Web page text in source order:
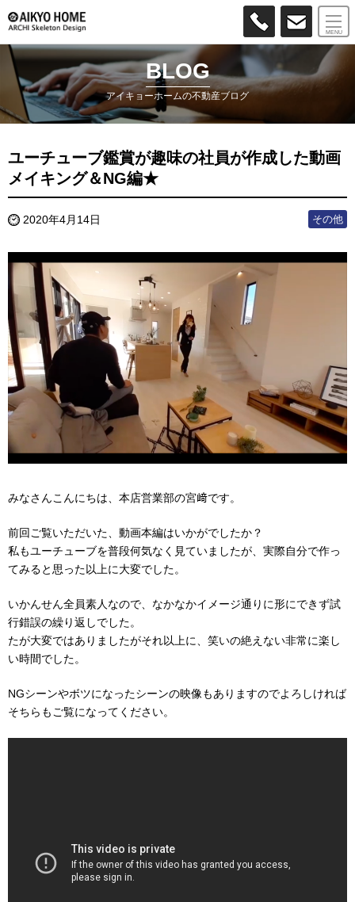
BLOG
アイキョーホームの不動産ブログ
ユーチューブ鑑賞が趣味の社員が作成した動画
メイキング＆NG編★
2020年4月14日 その他
みなさんこんにちは、本店営業部の宮﨑です。
前回ご覧いただいた、動画本編はいかがでしたか？
私もユーチューブを普段何気なく見ていましたが、実際自分で作っ
てみると思った以上に大変でした。
いかんせん全員素人なので、なかなかイメージ通りに形にできず試
行錯誤の繰り返しでした。
たが大変ではありましたがそれ以上に、笑いの絶えない非常に楽し
い時間でした。
NGシーンやボツになったシーンの映像もありますのでよろしければ
そちらもご覧になってください。
MENU